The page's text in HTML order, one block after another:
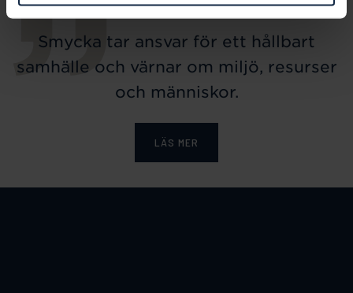
Smycka tar ansvar för ett hållbart
samhälle och värnar om miljö, resurser
och människor.
LÄS MER